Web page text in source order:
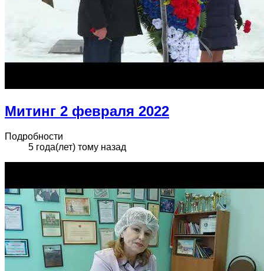
Митинг 2 февраля 2022
Подробности
5 года(лет) тому назад